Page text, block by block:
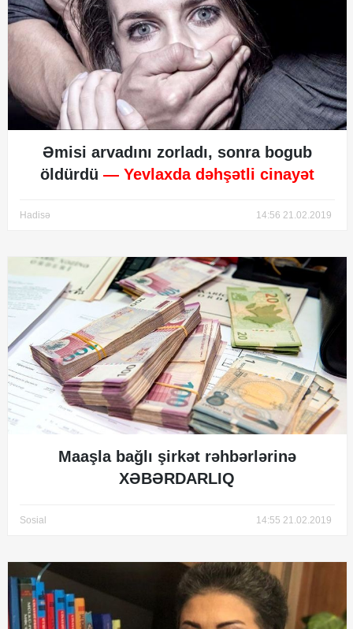
Əmisi arvadını zorladı, sonra bogub
öldürdü — Yevlaxda dəhşətli cinayət
Hadisə 14:56 21.02.2019
Maaşla bağlı şirkət rəhbərlərinə
XƏBƏRDARLIQ
Sosial 14:55 21.02.2019